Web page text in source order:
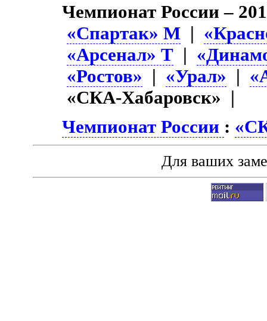
Чемпионат России –
«Спартак» М |
«Арсенал» Т |
«Ростов» | «Урал» |
«СКА-Хабаровск» |
Чемпионат России :
Для ваших